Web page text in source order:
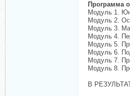
Программа
Модуль 1.
Модуль 2.
Модуль 3.
Модуль 4.
Модуль 5.
Модуль 6.
Модуль 7.
Модуль 8.
В